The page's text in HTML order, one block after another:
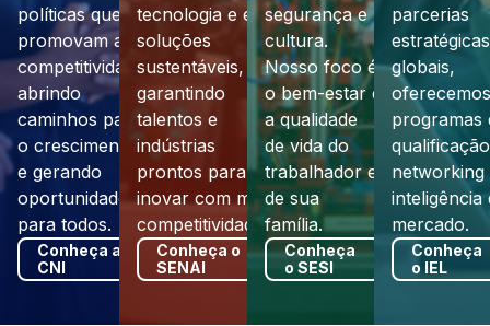
Voltar
&nbps
&nbps
Acessar a página
Explore
&nbps
Destaque
políticas que
promovam a
competitividade,
abrindo
caminhos para
o crescimento
e gerando
oportunidades
para todos.
Conheça a
CNI
Promoção
de
negócios
no exterior
tecnologia e em
soluções
sustentáveis,
garantindo
talentos e
indústrias
prontos para
inovar com mais
competitividade.
Conheça o
SENAI
Programa
Mover
segurança e
cultura.
Nosso foco é
o bem-estar e
a qualidade
de vida do
trabalhador e
de sua
família.
Conheça
o SESI
parcerias
estratégicas
globais,
oferecemos
programas
networking
inteligência
mercado.
Conheça
o IEL